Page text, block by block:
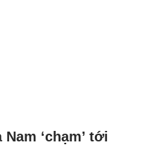
‘chạm’ tới